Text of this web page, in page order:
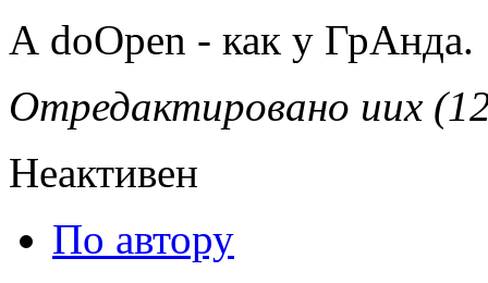
А doOpen - как у ГрАнда.
Отредактировано uux
Неактивен
По автору